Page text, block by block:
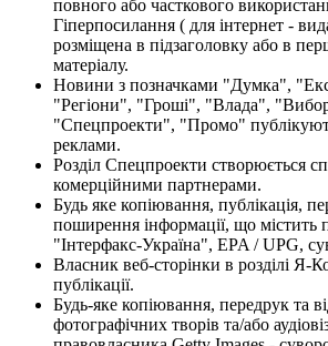
повного або часткового
Гіперпосилання ( для інтернет -
розміщена в підзаголовку або в
матеріалу.
Новини з позначками "Думка",
"Регіони", "Гроші", "Влада",
"Спецпроекти", "Промо"
реклами.
Розділ Спецпроекти створюється
комерційними партнерами.
Будь яке копіювання, публікація,
поширення інформації, що містить
"Інтерфакс-Україна", EPA / UPG,
Власник веб-сторінки в розділі Я-
публікації.
Будь-яке копіювання, передрук та
фотографічних творів та/або